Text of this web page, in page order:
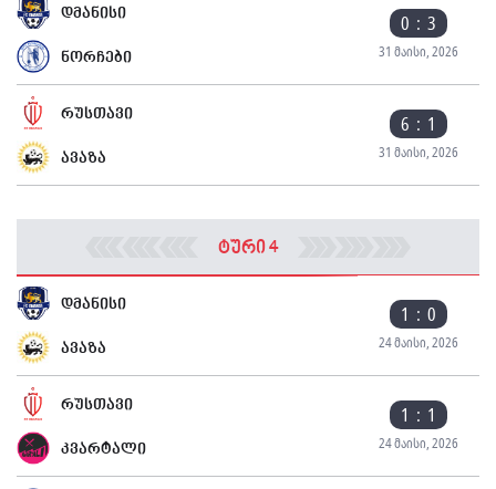
დმანისი 0 : 3
31 მაისი, 2026
ნორჩები
რუსთავი 6 : 1
31 მაისი, 2026
ავაზა
ტური 4
დმანისი 1 : 0
24 მაისი, 2026
ავაზა
რუსთავი 1 : 1
24 მაისი, 2026
კვარტალი